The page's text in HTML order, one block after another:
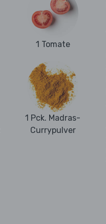
1 Tomate
1 Pck. Madras-
Currypulver